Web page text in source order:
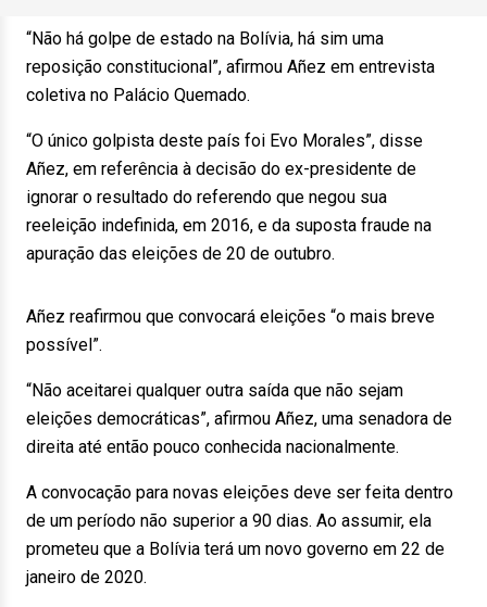
“Não há golpe de estado na Bolívia, há sim uma
reposição constitucional”, afirmou Añez em entrevista
coletiva no Palácio Quemado.
“O único golpista deste país foi Evo Morales”, disse
Añez, em referência à decisão do ex-presidente de
ignorar o resultado do referendo que negou sua
reeleição indefinida, em 2016, e da suposta fraude na
apuração das eleições de 20 de outubro.
Añez reafirmou que convocará eleições “o mais breve
possível”.
“Não aceitarei qualquer outra saída que não sejam
eleições democráticas”, afirmou Añez, uma senadora de
direita até então pouco conhecida nacionalmente.
A convocação para novas eleições deve ser feita dentro
de um período não superior a 90 dias. Ao assumir, ela
prometeu que a Bolívia terá um novo governo em 22 de
janeiro de 2020.